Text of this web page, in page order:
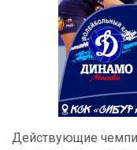
Действующие